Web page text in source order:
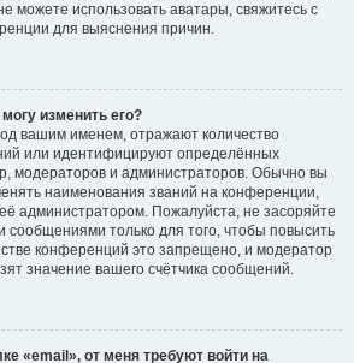
можете использовать аватары, свяжитесь с
для выяснения причин.
изменить его?
вашим именем, отражают количество
или идентифицируют определённых
модераторов и администраторов. Обычно вы
наименования званий на конференции,
администратором. Пожалуйста, не засоряйте
только для того, чтобы повысить
конференций это запрещено, и модератор
значение вашего счётчика сообщений.
«email», от меня требуют войти на